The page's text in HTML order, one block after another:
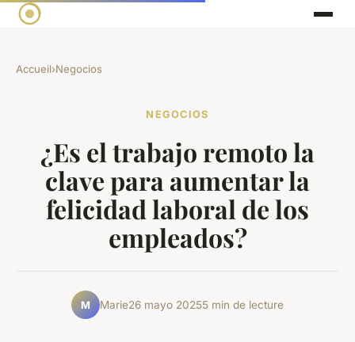
Accueil›Negocios
NEGOCIOS
¿Es el trabajo remoto la
clave para aumentar la
felicidad laboral de los
empleados?
M Marie26 mayo 20255 min de lecture